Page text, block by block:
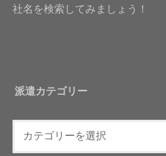
社名を検索してみましょう！
派遣カテゴリー